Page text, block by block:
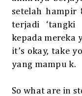
setelah
terjadi
kepada mereka
it’s okay, take
yang mampu k.
So what are in